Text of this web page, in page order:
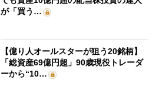
が「買う…
【億り人オールスターが狙う20銘柄】
「総資産69億円超」90歳現役トレーダ
ーから“10…